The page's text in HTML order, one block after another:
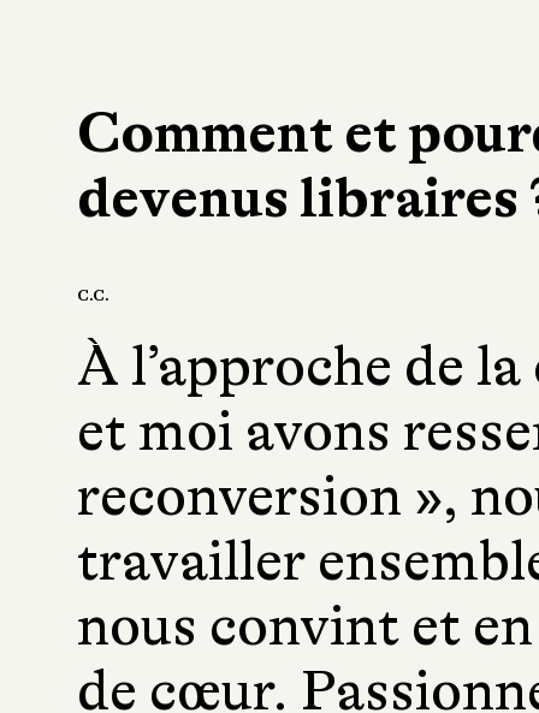
Comment et
devenus libraires
C.C.
À l’approche de
et moi avons
reconversion »,
travailler
nous convint et
de cœur.